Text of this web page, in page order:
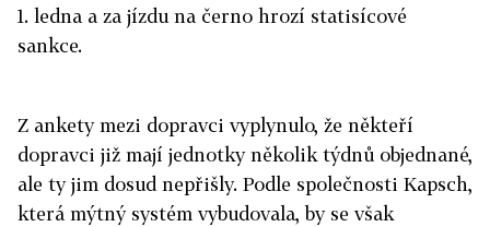
1. ledna a za jízdu na černo hrozí statisícové
sankce.
Z ankety mezi dopravci vyplynulo, že někteří
dopravci již mají jednotky několik týdnů objednané,
ale ty jim dosud nepřišly. Podle společnosti Kapsch,
která mýtný systém vybudovala, by se však